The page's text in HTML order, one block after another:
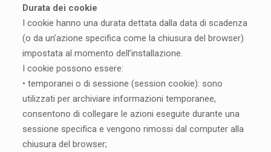
Durata dei cookie
I cookie hanno una durata dettata dalla data di scadenza
(o da un’azione specifica come la chiusura del browser)
impostata al momento dell’installazione.
I cookie possono essere:
• temporanei o di sessione (session cookie): sono
utilizzati per archiviare informazioni temporanee,
consentono di collegare le azioni eseguite durante una
sessione specifica e vengono rimossi dal computer alla
chiusura del browser;